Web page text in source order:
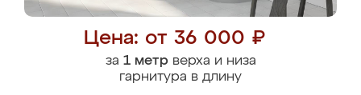
Цена: от 36 000 ₽
за 1 метрверха и низа
гарнитура в длину